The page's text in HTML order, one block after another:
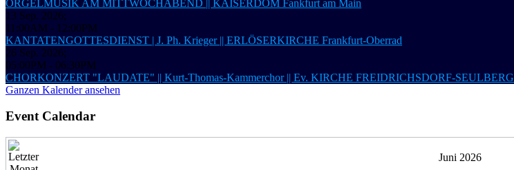
ORGELMUSIK AM MITTWOCHABEND || KAISERDOM Fankfurt am Main
13 Sep. 2026;
11:00AM - 12:00PM
KANTATENGOTTESDIENST | J. Ph. Krieger || ERLÖSERKIRCHE Frankfurt-Oberrad
26 Sep. 2026;
05:00PM - 06:30PM
CHORKONZERT "LAUDATE" || Kurt-Thomas-Kammerchor || Ev. KIRCHE FREIDRICHSDORF-SEULBERG
Ganzen Kalender ansehen
Event Calendar
Juni 2026